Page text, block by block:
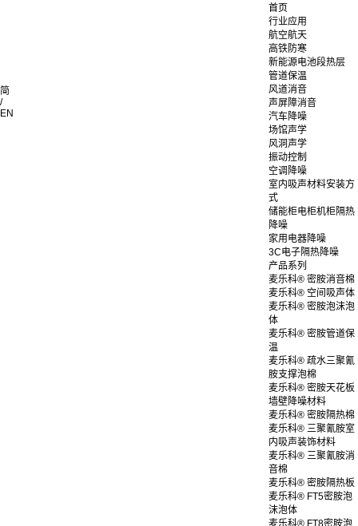
简
/
EN
首页
行业应用
航空航天
高铁防寒
新能源电池段热层
管道保温
风道消音
声屏障消音
汽车降噪
场馆声学
风洞声学
振动控制
空调降噪
室内吸声材料安装方
式
储能柜电柜机柜隔热
降噪
家用电器降噪
3C电子隔热降噪
产品系列
麦乐科® 密胺消音棉
麦乐科® 空间吸声体
麦乐科® 密胺泡沫泡
体
麦乐科® 密胺管道保
温
麦乐科® 疏水三聚氰
胺支撑泡棉
麦乐科® 密胺天花板
墙壁降噪材料
麦乐科® 密胺隔热棉
麦乐科® 三聚氰胺室
内吸声装饰材料
麦乐科® 三聚氰胺消
音棉
麦乐科® 密胺隔热板
麦乐科® FT5密胺泡
沫泡体
麦乐科® FT8密胺泡